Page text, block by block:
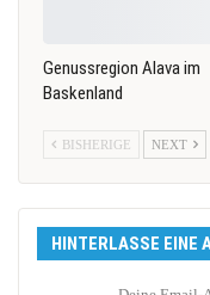
Genussregion Alava im
Baskenland
BISHERIGE NEXT
HINTERLASSE EINE